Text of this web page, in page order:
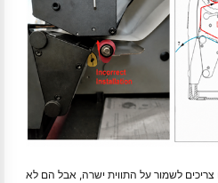
לשמור על התווית ישרה, אבל הם לא